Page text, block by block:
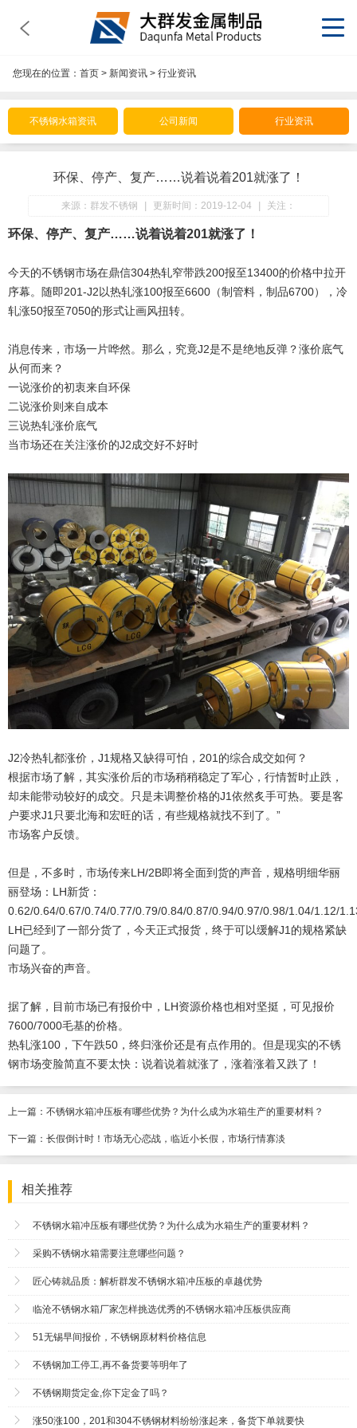
您现在的位置： 首页> 新闻资讯> 行业资讯
不锈钢水箱资讯 公司新闻 行业资讯
环保、停产、复产……说着说着201就涨了！
来源：群发不锈钢 更新时间：2019-12-04 关注：
环保、停产、复产……说着说着201就涨了！
今天的不锈钢市场在鼎信304热轧窄带跌200报至13400的价格中拉开
序幕。随即201-J2以热轧涨100报至6600（制管料，制品6700），冷
轧涨50报至7050的形式让画风扭转。
消息传来，市场一片哗然。那么，究竟J2是不是绝地反弹？涨价底气
从何而来？
一说涨价的初衷来自环保
二说涨价则来自成本
三说热轧涨价底气
当市场还在关注涨价的J2成交好不好时
J2冷热轧都涨价，J1规格又缺得可怕，201的综合成交如何？
根据市场了解，其实涨价后的市场稍稍稳定了军心，行情暂时止跌，
却未能带动较好的成交。只是未调整价格的J1依然炙手可热。要是客
户要求J1只要北海和宏旺的话，有些规格就找不到了。”
市场客户反馈。
但是，不多时，市场传来LH/2B即将全面到货的声音，规格明细华丽
丽登场：LH新货：
0.62/0.64/0.67/0.74/0.77/0.79/0.84/0.87/0.94/0.97/0.98/1.04/1.12/
LH已经到了一部分货了，今天正式报货，终于可以缓解J1的规格紧缺
问题了。
市场兴奋的声音。
据了解，目前市场已有报价中，LH资源价格也相对坚挺，可见报价
7600/7000毛基的价格。
热轧涨100，下午跌50，终归涨价还是有点作用的。但是现实的不锈
钢市场变脸简直不要太快：说着说着就涨了，涨着涨着又跌了！
上一篇：不锈钢水箱冲压板有哪些优势？为什么成为水箱生产的重要材料？
下一篇：长假倒计时！市场无心恋战，临近小长假，市场行情寡淡
相关推荐
不锈钢水箱冲压板有哪些优势？为什么成为水箱生产的重要材料？
采购不锈钢水箱需要注意哪些问题？
匠心铸就品质：解析群发不锈钢水箱冲压板的卓越优势
临沧不锈钢水箱厂家怎样挑选优秀的不锈钢水箱冲压板供应商
51无锡早间报价，不锈钢原材料价格信息
不锈钢加工停工,再不备货要等明年了
不锈钢期货定金,你下定金了吗？
涨50涨100，201和304不锈钢材料纷纷涨起来，备货下单就要快